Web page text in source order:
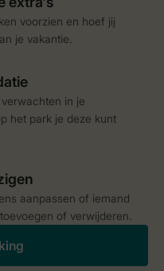
voorzien en hoef jij
je vakantie.
in je
het park je deze kunt
aanpassen of iemand
of verwijderen.